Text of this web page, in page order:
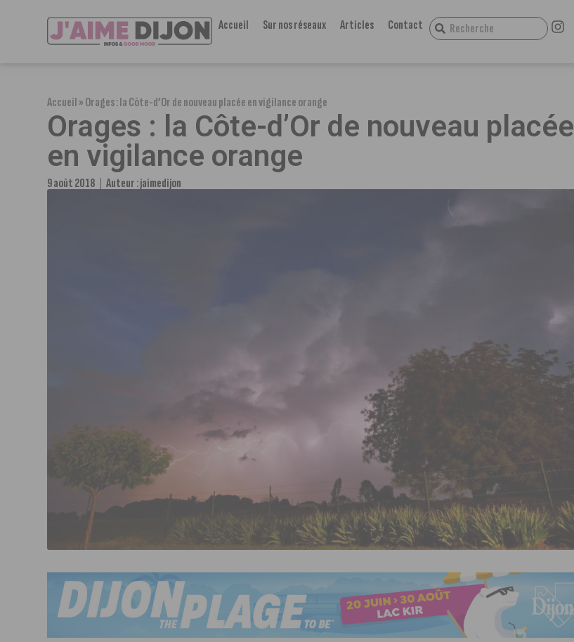
Accueil Sur nos réseaux Articles Contact
Accueil»Orages : la Côte-d’Or de nouveau placée en vigilance orange
Orages : la Côte-d’Or de nouveau placée
en vigilance orange
9 août 2018 Auteur :jaimedijon